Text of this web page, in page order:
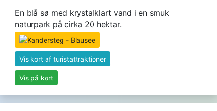
En blå sø med krystalklart vand i en smuk
naturpark på cirka 20 hektar.
Vis kort af turistattraktioner
Vis på kort